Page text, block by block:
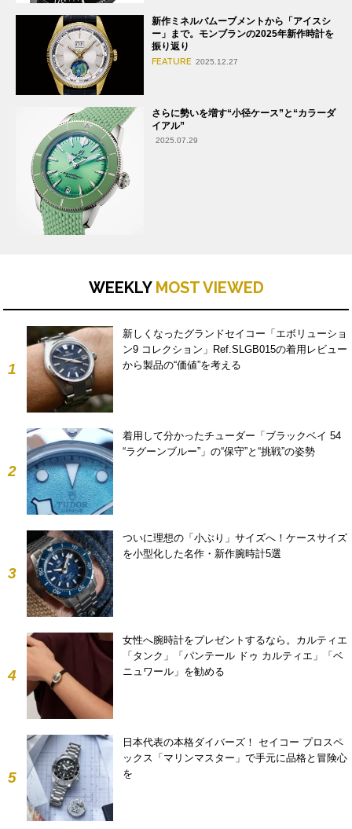
新作ミネルバムーブメントから「アイスシ
ー」まで。モンブランの2025年新作時計を
振り返り
FEATURE 2025.12.27
さらに勢いを増す“小径ケース”と“カラーダ
イアル”
2025.07.29
WEEKLY MOST VIEWED
1
新しくなったグランドセイコー「エボリューショ
ン9 コレクション」Ref.SLGB015の着用レビュー
から製品の“価値”を考える
2
着用して分かったチューダー「ブラックベイ 54
“ラグーンブルー”」の“保守”と“挑戦”の姿勢
3
ついに理想の「小ぶり」サイズへ！ケースサイズ
を小型化した名作・新作腕時計5選
4
女性へ腕時計をプレゼントするなら。カルティエ
「タンク」「パンテール ドゥ カルティエ」「ベ
ニュワール」を勧める
5
日本代表の本格ダイバーズ！ セイコー プロスペ
ックス「マリンマスター」で手元に品格と冒険心
を